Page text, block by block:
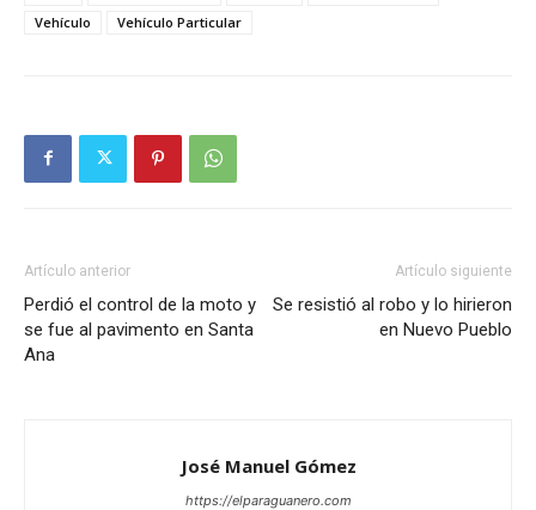
Vehículo
Vehículo Particular
Artículo anterior
Perdió el control de la moto y
se fue al pavimento en Santa
Ana
Artículo siguiente
Se resistió al robo y lo hirieron
en Nuevo Pueblo
José Manuel Gómez
https://elparaguanero.com